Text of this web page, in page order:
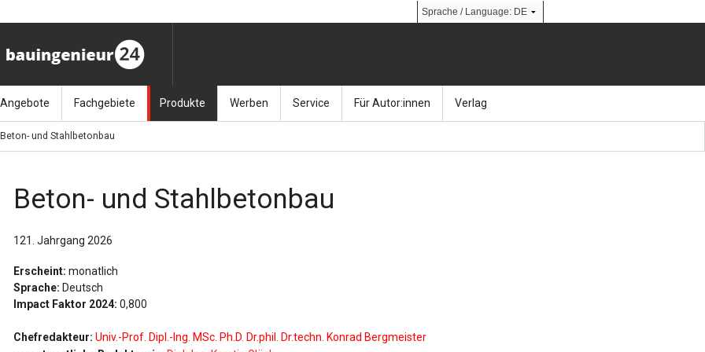
(11.9.26)
(26.11.26)
(3.12.26)
Angebote
Stellenmarkt
Kalender-Preisreduzierung
Fachgebiete
Architektur
Bauen im Bestand
Baumanagement
Bauphysik
Grundlagen
Produkte
Zeitschriften
Werben Service
Newsletter & Social Media
Für Autor:innen Verlag
Beton- und Stahlbetonbau
Beton- und Stahlbetonbau
121. Jahrgang 2026
Erscheint: monatlich
Sprache: Deutsch
Impact Faktor 2024: 0,800
Chefredakteur: Univ.-Prof. Dipl.-Ing. MSc. Ph.D. Dr.phil. Dr.techn. Konrad Bergmeister